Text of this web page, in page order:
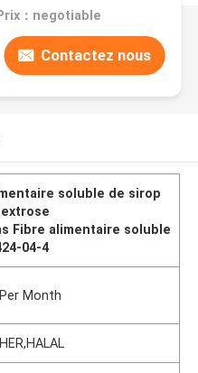
：negotiable
Contactez nous
soluble de sirop
Fibre alimentaire soluble
04-4
Month